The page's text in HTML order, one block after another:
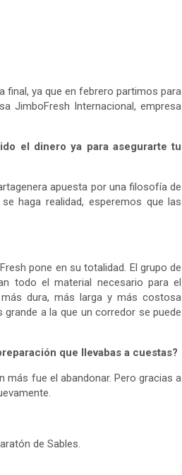
final, ya que en febrero partimos para
JimboFresh Internacional, empresa
el dinero ya para asegurarte tu
apuesta por una filosofía de
haga realidad, esperemos que las
pone en su totalidad. El grupo de
todo el material necesario para el
dura, más larga y más costosa
a la que un corredor se puede
que llevabas a cuestas?
más fue el abandonar. Pero gracias a
de Sables.